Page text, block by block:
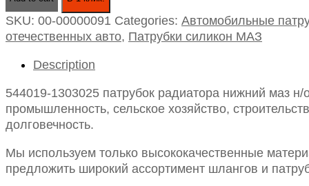
радиатора
нижний
о
силикон
d-
60
l-
90
SKU: 00-00000091 Categories: Автомобильные
отечественных авто, Патрубки силикон МАЗ
Description
544019-1303025 патрубок радиатора нижний маз
промышленность, сельское хозяйство,
долговечность.
Мы используем только высококачественные
предложить широкий ассортимент шлангов и